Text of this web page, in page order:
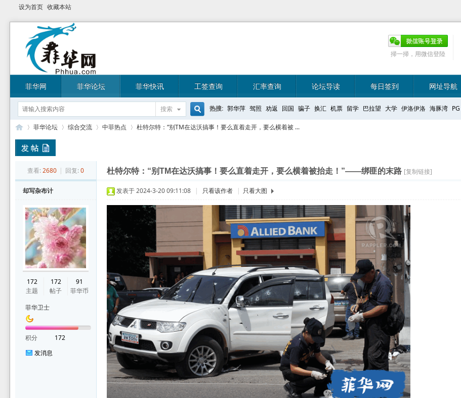
设为首页 收藏本站
掃一掃，用微信登陸
菲华网 菲华论坛 菲华快讯 工签查询 汇率查询 论坛导读 每日签到 网址导航
搜索
搜
索
热搜: 郭华萍 驾照 劝返 回国 骗子 换汇 机票 留学 巴拉望 大学 伊洛伊洛 海豚湾 PG
菲华论坛 综合交流 中菲热点
›
杜特尔特：“别TM在达沃搞事！要么直着走开，要么横着被 ...
查看: 2680 | 回复: 0 杜特尔特：“别TM在达沃搞事！要么直着走开，要么横着被抬走！”——绑匪的末路 [复制链接]
却写杂布计
172
主题
172
帖子
91
菲华币
菲华卫士
积分
172
发消息
发表于 2024-3-20 09:11:08 | 只看该作者 | 只看大图